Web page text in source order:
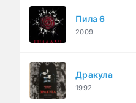
Пила 6
2009
Дракула
1992